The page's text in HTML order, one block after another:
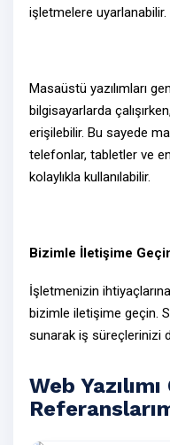
işletmelere uyarlanabilir.
Masaüstü yazılımları
bilgisayarlarda
erişilebilir. Bu sayede
telefonlar, tabletler ve
kolaylıkla kullanılabilir.
Bizimle İletişime
İşletmenizin
bizimle iletişime geçin.
sunarak iş süreçlerinizi
Web